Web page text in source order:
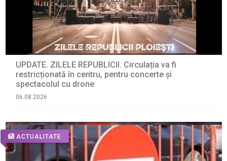
UPDATE. ZILELE REPUBLICII. Circulația va fi
restricționată în centru, pentru concerte și
spectacolul cu drone
06.08.2026
ACTUALITATE